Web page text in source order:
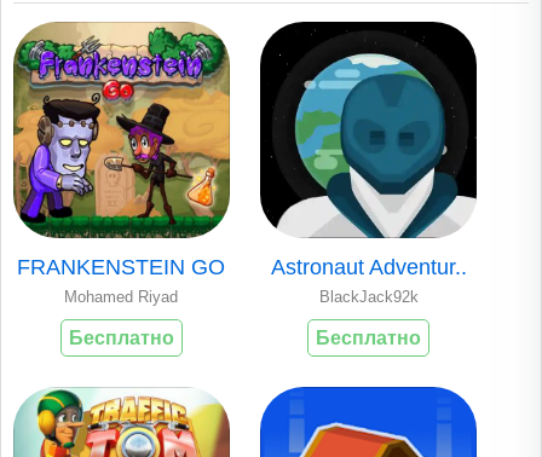
FRANKENSTEIN GO
Mohamed Riyad
Бесплатно
Astronaut Adventur..
BlackJack92k
Бесплатно